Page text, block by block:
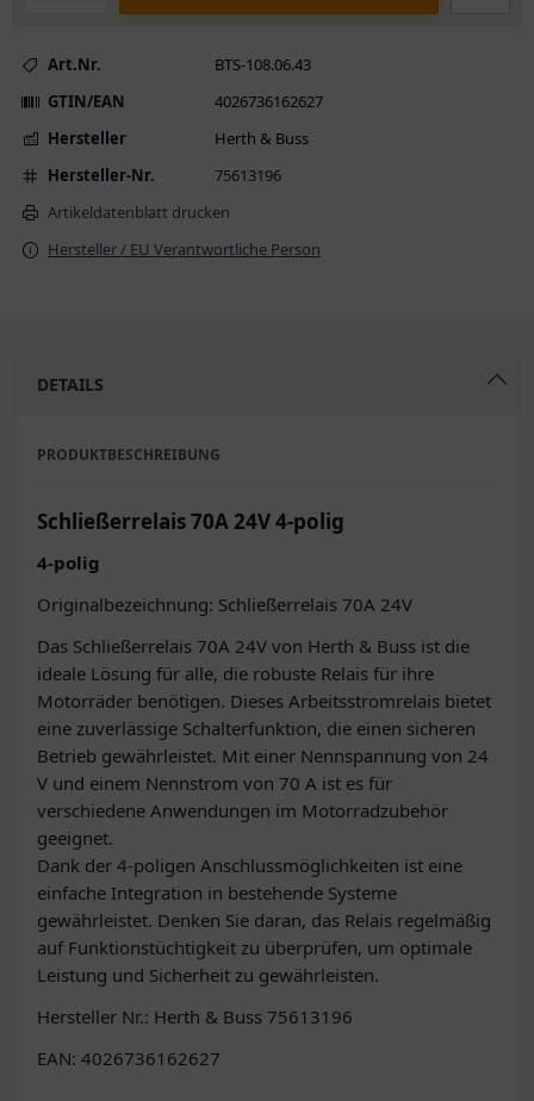
Art.Nr.
BTS-108.06.43
GTIN/EAN
4026736162627
Hersteller
Herth & Buss
Hersteller-Nr.
75613196
Artikeldatenblatt drucken
Hersteller / EU Verantwortliche Person
DETAILS
PRODUKTBESCHREIBUNG
Schließerrelais 70A 24V 4-polig
4-polig
Originalbezeichnung: Schließerrelais 70A 24V
Das Schließerrelais 70A 24V von Herth & Buss ist die
ideale Lösung für alle, die robuste Relais für ihre
Motorräder benötigen. Dieses Arbeitsstromrelais bietet
eine zuverlässige Schalterfunktion, die einen sicheren
Betrieb gewährleistet. Mit einer Nennspannung von 24
V und einem Nennstrom von 70 A ist es für
verschiedene Anwendungen im Motorradzubehör
geeignet.
Dank der 4-poligen Anschlussmöglichkeiten ist eine
einfache Integration in bestehende Systeme
gewährleistet. Denken Sie daran, das Relais regelmäßig
auf Funktionstüchtigkeit zu überprüfen, um optimale
Leistung und Sicherheit zu gewährleisten.
Hersteller Nr.: Herth & Buss 75613196
EAN: 4026736162627